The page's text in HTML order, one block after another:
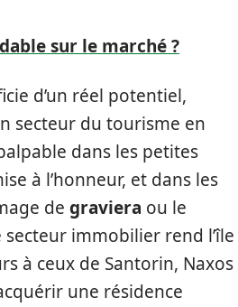
sur le marché ?
d’un réel potentiel,
secteur du tourisme en
dans les petites
à l’honneur, et dans les
de graviera ou le
secteur immobilier rend l’île
à ceux de Santorin, Naxos
une résidence